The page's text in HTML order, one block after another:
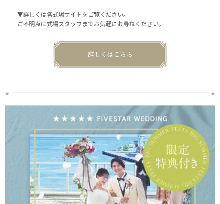
▼詳しくは各式場サイトをご覧ください。
ご不明点は式場スタッフまでお気軽にお尋ねください。
詳しくはこちら